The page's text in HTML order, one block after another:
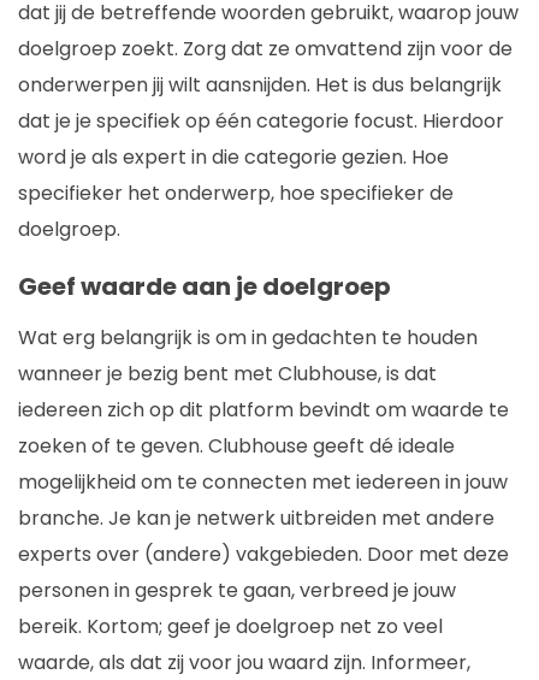
dat jij de betreffende woorden gebruikt, waarop jouw
doelgroep zoekt. Zorg dat ze omvattend zijn voor de
onderwerpen jij wilt aansnijden. Het is dus belangrijk
dat je je specifiek op één categorie focust. Hierdoor
word je als expert in die categorie gezien. Hoe
specifieker het onderwerp, hoe specifieker de
doelgroep.
Geef waarde aan je doelgroep
Wat erg belangrijk is om in gedachten te houden
wanneer je bezig bent met Clubhouse, is dat
iedereen zich op dit platform bevindt om waarde te
zoeken of te geven. Clubhouse geeft dé ideale
mogelijkheid om te connecten met iedereen in jouw
branche. Je kan je netwerk uitbreiden met andere
experts over (andere) vakgebieden. Door met deze
personen in gesprek te gaan, verbreed je jouw
bereik. Kortom; geef je doelgroep net zo veel
waarde, als dat zij voor jou waard zijn. Informeer,